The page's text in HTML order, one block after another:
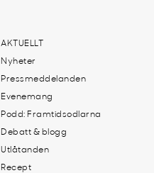
AKTUELLT
Nyheter
Pressmeddelanden
Evenemang
Podd: Framtidsodlarna
Debatt & blogg
Utlåtanden
Recept